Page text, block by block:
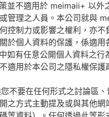
並不適用於 meimaii+ 以外
管理之人員。本公司就與
控制力或影響之權利，亦
於個人資料的保護，係適
如有任意公開個人資料之
適用於本公司之隱私權保護
不要在任何形式之討論區
之方式主動提及或與其他